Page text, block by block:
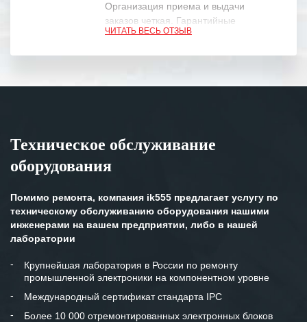
Организация приема и выдачи
заказов четкая. Гарантийные
обязательства выполняются в
Особенно хочется отметить высокую
клиентоориентированность
готовность помочь в самых сложных
и доверительные партнерские
отношения и искренне желаем
«Инженерной компании «555» долгих
ЧИТАТЬ ВЕСЬ ОТЗЫВ
Техническое обслуживание
оборудования
Помимо ремонта, компания ik555 предлагает услугу по
техническому обслуживанию оборудования нашими
инженерами на вашем предприятии, либо в нашей
лаборатории
Крупнейшая лаборатория в России по ремонту
промышленной электроники на компонентном уровне
Международный сертификат стандарта IPC
Более 10 000 отремонтированных электронных блоков